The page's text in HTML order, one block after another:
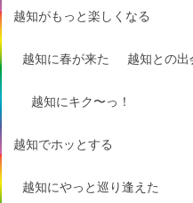
越知がもっと楽しくなる
越知に春が来た 越知との出
越知にキク〜っ！
越知でホッとする
越知にやっと巡り逢えた